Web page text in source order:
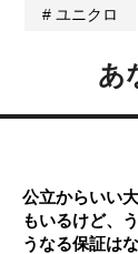
ユニクロ
あ
公立からいい
もいるけど、
うなる保証